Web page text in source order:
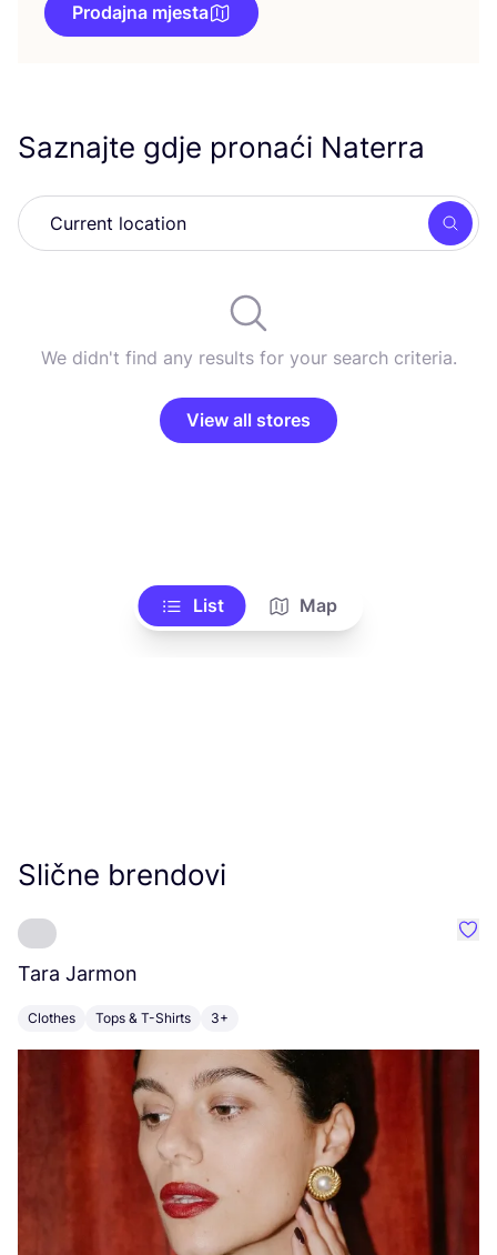
Prodajna mjesta
Saznajte gdje pronaći Naterra
We didn't find any results for your search criteria.
View all stores
List Map
Slične brendovi
Tara Jarmon
Clothes Tops & T-Shirts 3+